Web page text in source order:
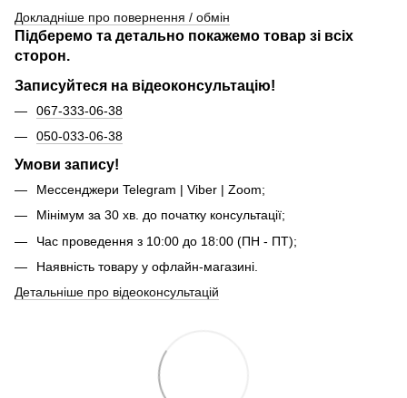
Докладніше про повернення / обмін
Підберемо та детально покажемо товар зі всіх
сторон.
Записуйтеся на відеоконсультацію!
067-333-06-38
050-033-06-38
Умови запису!
Мессенджери Telegram | Viber | Zoom;
Мінімум за 30 хв. до початку консультації;
Час проведення з 10:00 до 18:00 (ПН - ПТ);
Наявність товару у офлайн-магазині.
Детальніше про відеоконсультацій